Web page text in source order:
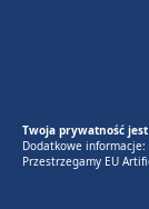
Twoja prywatność
Dodatkowe informacje:
Przestrzegamy EU